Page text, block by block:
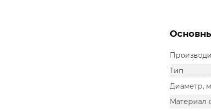
Тип
Диаметр,
Материал